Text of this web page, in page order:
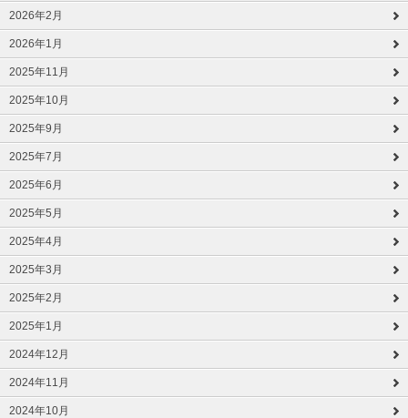
2026年2月
2026年1月
2025年11月
2025年10月
2025年9月
2025年7月
2025年6月
2025年5月
2025年4月
2025年3月
2025年2月
2025年1月
2024年12月
2024年11月
2024年10月